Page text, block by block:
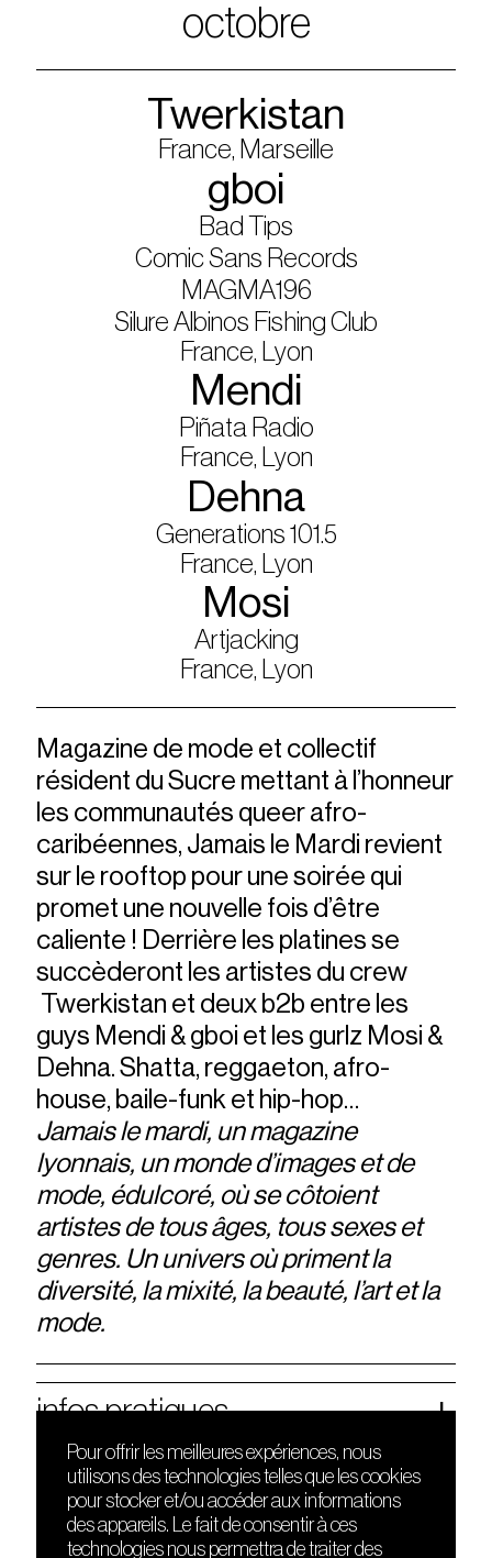
octobre
Twerkistan
France, Marseille
gboi
Bad Tips
Comic Sans Records
MAGMA196
Silure Albinos Fishing Club
France, Lyon
Mendi
Piñata Radio
France, Lyon
Dehna
Generations 101.5
France, Lyon
Mosi
Artjacking
France, Lyon
Magazine de mode et collectif
résident du Sucre mettant à l’honneur
les communautés queer afro-
caribéennes, Jamais le Mardi revient
sur le rooftop pour une soirée qui
promet une nouvelle fois d’être
caliente ! Derrière les platines se
succèderont les artistes du crew
Twerkistan et deux b2b entre les
guys Mendi & gboi et les gurlz Mosi &
Dehna. Shatta, reggaeton, afro-
house, baile-funk et hip-hop…
Jamais le mardi, un magazine
lyonnais, un monde d’images et de
mode, édulcoré, où se côtoient
artistes de tous âges, tous sexes et
genres. Un univers où priment la
diversité, la mixité, la beauté, l’art et la
mode.
infos pratiques
DÉCOUVRIR
Le lieu
Contact
Presse
FRIENDS
Nuits sonores
HEAT
Hôtel71
Pour offrir les meilleures expériences, nous
utilisons des technologies telles que les cookies
pour stocker et/ou accéder aux informations
des appareils. Le fait de consentir à ces
technologies nous permettra de traiter des